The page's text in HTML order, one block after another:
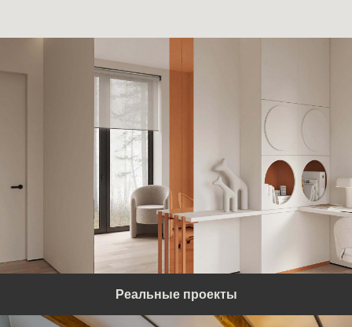
Реальные проекты